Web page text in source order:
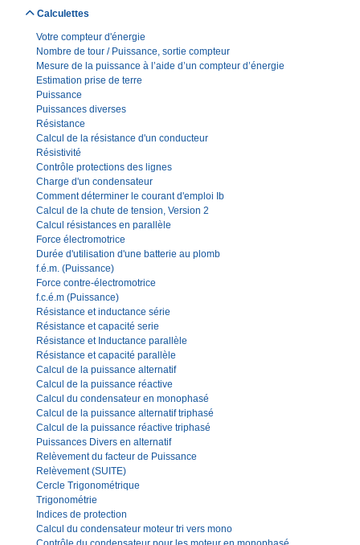
Calculettes
Votre compteur d'énergie
Nombre de tour / Puissance, sortie compteur
Mesure de la puissance à l’aide d’un compteur d’énergie
Estimation prise de terre
Puissance
Puissances diverses
Résistance
Calcul de la résistance d'un conducteur
Résistivité
Contrôle protections des lignes
Charge d'un condensateur
Comment déterminer le courant d'emploi Ib
Calcul de la chute de tension, Version 2
Calcul résistances en parallèle
Force électromotrice
Durée d'utilisation d'une batterie au plomb
f.é.m. (Puissance)
Force contre-électromotrice
f.c.é.m (Puissance)
Résistance et inductance série
Résistance et capacité serie
Résistance et Inductance parallèle
Résistance et capacité parallèle
Calcul de la puissance alternatif
Calcul de la puissance réactive
Calcul du condensateur en monophasé
Calcul de la puissance alternatif triphasé
Calcul de la puissance réactive triphasé
Puissances Divers en alternatif
Relèvement du facteur de Puissance
Relèvement (SUITE)
Cercle Trigonométrique
Trigonométrie
Indices de protection
Calcul du condensateur moteur tri vers mono